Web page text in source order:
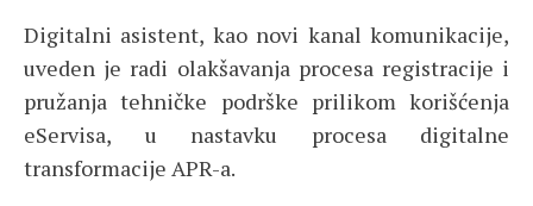
Digitalni asistent, kao novi kanal komunikacije,
uveden je radi olakšavanja procesa registracije i
pružanja tehničke podrške prilikom korišćenja
eServisa, u nastavku procesa digitalne
transformacije APR-a.